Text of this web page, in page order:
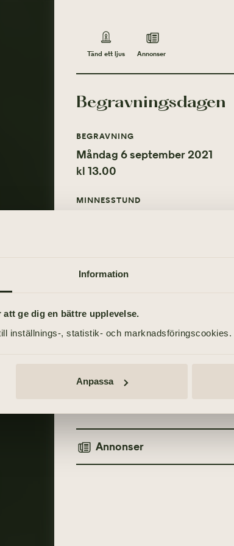
Information
ge dig en bättre upplevelse.
inställnings-, statistik- och
Anpassa
Tänd ett ljus Annonser
Begravningsdagen
BEGRAVNING
Måndag 6 september 2021
kl 13.00
MINNESSTUND
Tänd ett ljus
– Mats Stenqvist
Annonser